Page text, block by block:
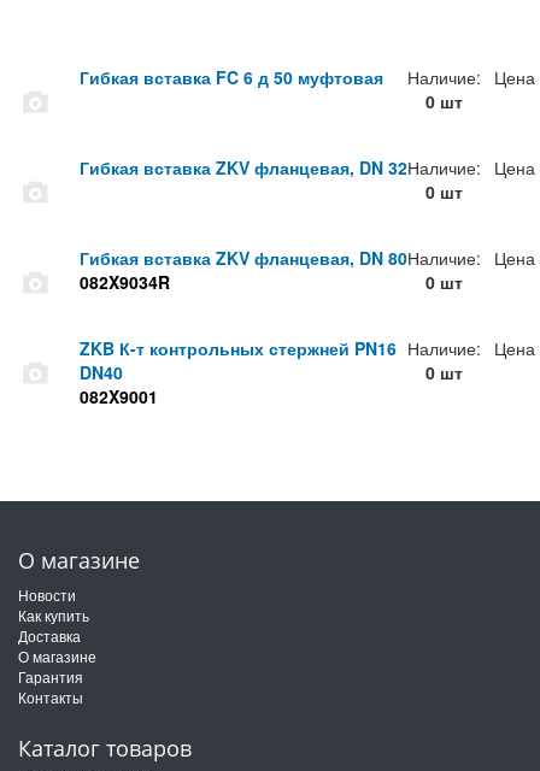
Гибкая вставка FC 6 д 50 муфтовая
Наличие:
0 шт
Цена
Гибкая вставка ZKV фланцевая, DN 32Наличие:
0 шт
Цена
Гибкая вставка ZKV фланцевая, DN 80
082X9034R
Наличие:
0 шт
Цена
ZKB К-т контрольных стержней PN16
DN40
082X9001
Наличие:
0 шт
Цена
О магазине
Новости
Как купить
Доставка
О магазине
Гарантия
Контакты
Каталог товаров